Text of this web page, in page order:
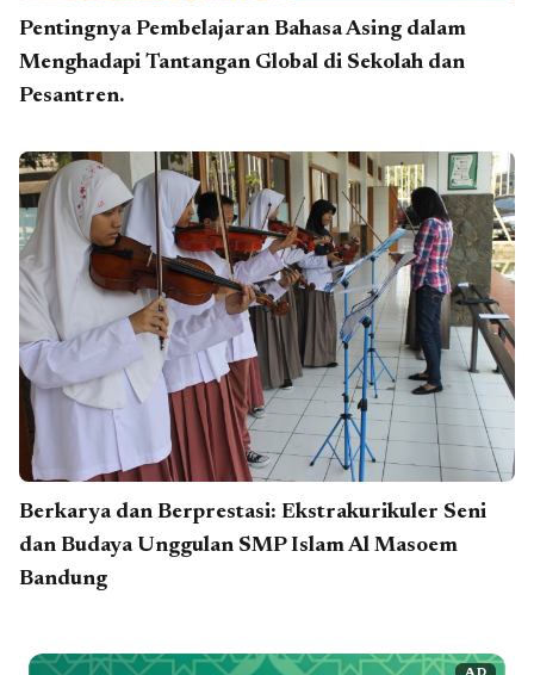
Pentingnya Pembelajaran Bahasa Asing dalam
Menghadapi Tantangan Global di Sekolah dan
Pesantren.
Berkarya dan Berprestasi: Ekstrakurikuler Seni
dan Budaya Unggulan SMP Islam Al Masoem
Bandung